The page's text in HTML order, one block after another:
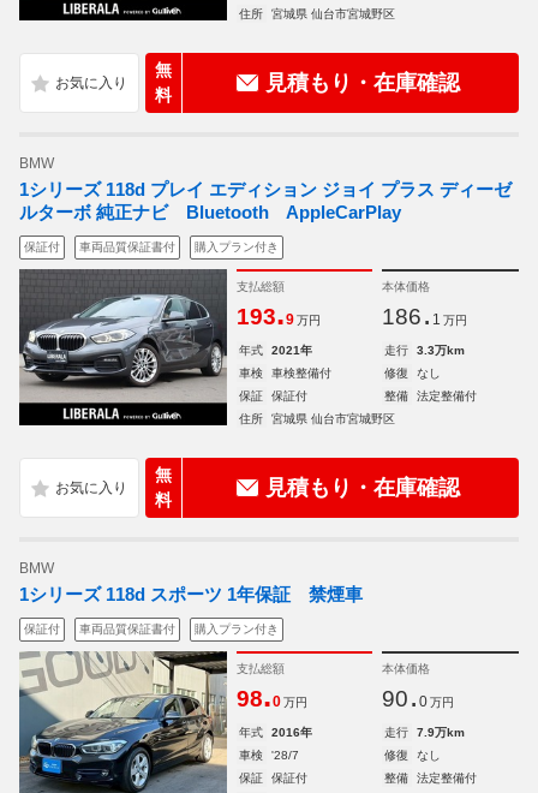
住所
宮城県 仙台市宮城野区
無
料
見積もり・在庫確認
BMW
1シリーズ 118d プレイ エディション ジョイ プラス ディーゼ
ルターボ 純正ナビ Bluetooth AppleCarPlay
保証付 車両品質保証書付 購入プラン付き
支払総額
193.9 万円
本体価格
186. 1 万円
年式 2021年 走行
3.3万km
車検
車検整備付 修復
なし
保証
保証付 整備
法定整備付
住所
宮城県 仙台市宮城野区
無
料
見積もり・在庫確認
BMW
1シリーズ 118d スポーツ 1年保証 禁煙車
保証付 車両品質保証書付 購入プラン付き
支払総額
98.0 万円
本体価格
90. 0 万円
年式 2016年 走行
7.9万km
車検
'28/7 修復
なし
保証
保証付 整備
法定整備付